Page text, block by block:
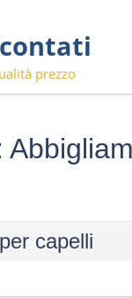
prezzo
capelli